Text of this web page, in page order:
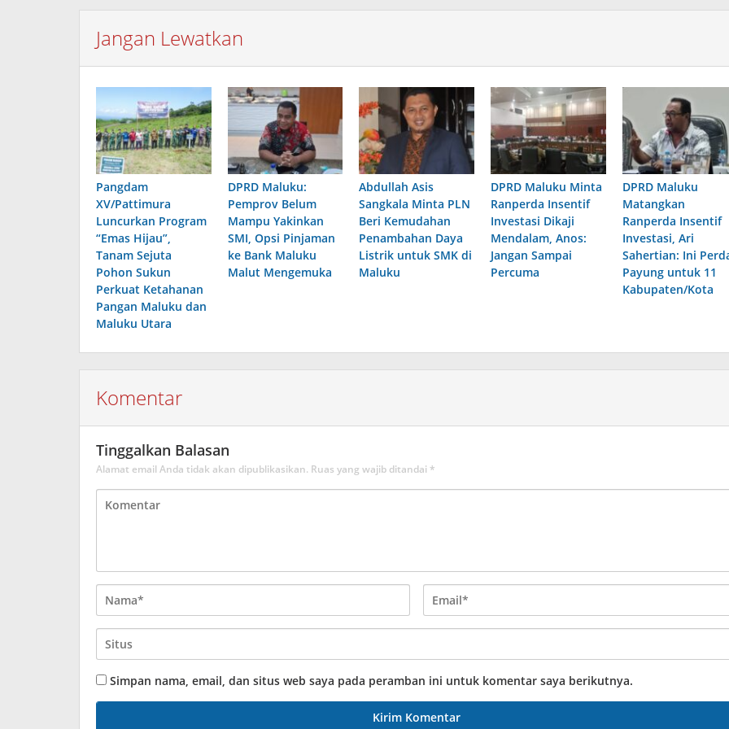
Jangan Lewatkan
Pangdam
XV/Pattimura
Luncurkan Program
“Emas Hijau”,
Tanam Sejuta
Pohon Sukun
Perkuat Ketahanan
Pangan Maluku dan
Maluku Utara
DPRD Maluku:
Pemprov Belum
Mampu Yakinkan
SMI, Opsi Pinjaman
ke Bank Maluku
Malut Mengemuka
Abdullah Asis
Sangkala Minta PLN
Beri Kemudahan
Penambahan Daya
Listrik untuk SMK di
Maluku
DPRD Maluku Minta
Ranperda Insentif
Investasi Dikaji
Mendalam, Anos:
Jangan Sampai
Percuma
DPRD Maluku
Matangkan
Ranperda Insentif
Investasi, Ari
Sahertian: Ini
Payung untuk 11
Kabupaten/Kota
Komentar
Tinggalkan Balasan
Alamat email Anda tidak akan dipublikasikan. Ruas yang wajib ditandai *
Simpan nama, email, dan situs web saya pada peramban ini untuk komentar saya berikutnya.